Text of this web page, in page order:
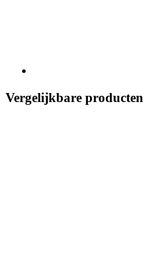
Vergelijkbare producten